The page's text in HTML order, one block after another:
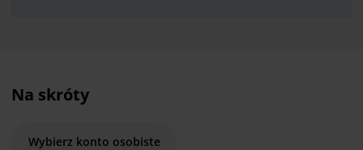
Na skróty
Wybierz konto osobiste